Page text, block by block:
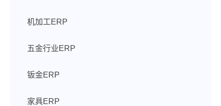
机加工ERP
五金行业ERP
钣金ERP
家具ERP